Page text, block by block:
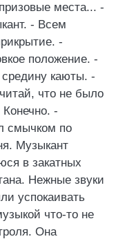
места... -
- Всем
-
положение. -
каюты. -
что не было
-
смычком по
Музыкант
в закатных
Нежные звуки
успокаивать
что-то не
Она